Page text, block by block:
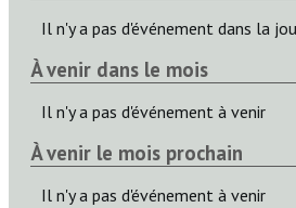
Il n'y a pas d'événement dans la
À venir dans le mois
Il n'y a pas d'événement à venir
À venir le mois prochain
Il n'y a pas d'événement à venir